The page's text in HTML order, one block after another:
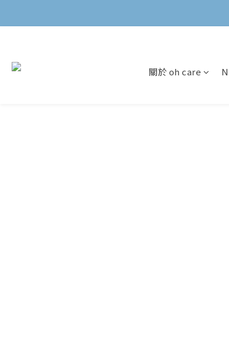
關於 oh care